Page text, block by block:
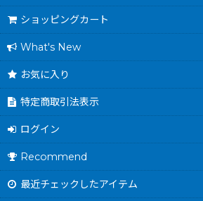
ショッピングカート
What's New
お気に入り
特定商取引法表示
ログイン
Recommend
最近チェックしたアイテム